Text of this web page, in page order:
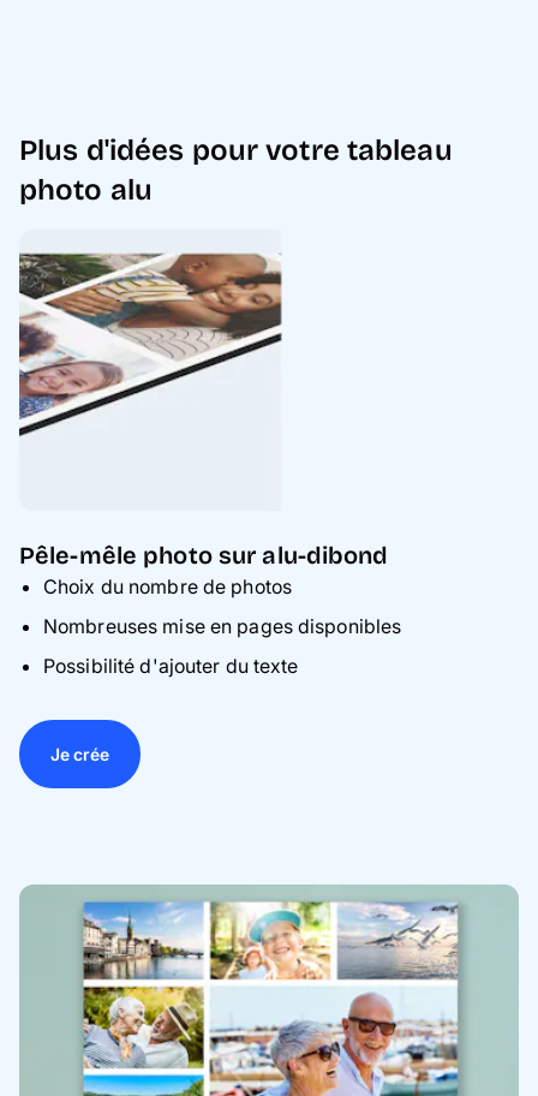
Plus d'idées pour votre tableau
photo alu
Pêle-mêle photo sur alu-dibond
Choix du nombre de photos
Nombreuses mise en pages disponibles
Possibilité d'ajouter du texte
Je crée